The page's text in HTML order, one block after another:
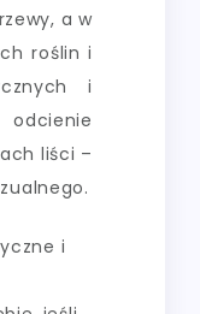
a w
roślin i
i
liści –
i